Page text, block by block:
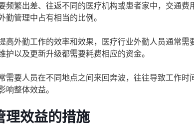
频繁出差、往返不同的医疗机构或患者家中，交通
勤管理中占有相当的比例。
高外勤工作的效率和效果，医疗行业外勤人员通常
护以及更新升级都需要耗费相应的资金。
需要人员在不同地点之间来回奔波，往往导致工作
响整体效益。
理效益的措施